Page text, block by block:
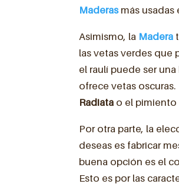
Maderasmás usadas
Asimismo, la Madera
las vetas verdes que
el raulí puede ser
ofrece vetas
Radiata o el pimiento
Por otra parte, la
deseas es fabricar
buena opción es el
Esto es por las